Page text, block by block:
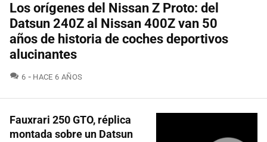
Los orígenes del Nissan Z Proto: del
Datsun 240Z al Nissan 400Z van 50
años de historia de coches deportivos
alucinantes
6 COMENTARIOS
HACE 6 AÑOS
Fauxrari 250 GTO, réplica
montada sobre un Datsun